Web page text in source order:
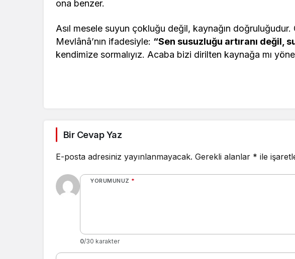
ona benzer.
Asıl mesele suyun çokluğu değil, kaynağın
Mevlânâ’nın ifadesiyle: “Sen susuzluğu artıranı değil,
kendimize sormalıyız. Acaba bizi dirilten kaynağa mı
Bir Cevap Yaz
E-posta adresiniz yayınlanmayacak. Gerekli alanlar * ile
YORUMUNUZ *
0/30 karakter